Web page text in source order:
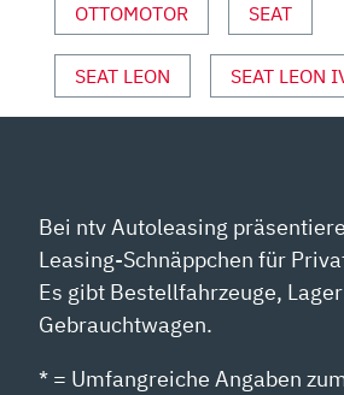
OTTOMOTOR SEAT
SEAT LEON SEAT LEON
Bei ntv Autoleasing
Leasing-Schnäppchen für
Es gibt Bestellfahrzeuge,
Gebrauchtwagen.
* = Umfangreiche Angaben